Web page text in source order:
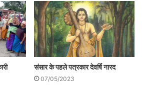
का नायक चौधरी विश्‍वम्‍भर
के घर पार्टी करने के लिए टाँगे
को वापस भेजकर देर रात तक
एक काम से कहीं जाना पड़ता
टाँगा मंगवाने के लिए कहते
संसार के पहले पत्रकार देवर्षि नारद
07/05/2023